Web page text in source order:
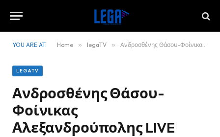
YOU ARE AT: Home » legaTV » Ανδροσθένης Θάσου-Φοίνικας Αλεξανδρούπολης LIVE
LEGATV
Ανδροσθένης Θάσου-
Φοίνικας
Αλεξανδρούπολης LIVE